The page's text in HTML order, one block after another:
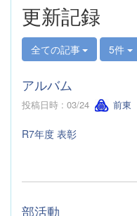
更新記録
全ての記事 5件
アルバム
投稿日時 : 03/24 前東
R7年度 表彰
部活動